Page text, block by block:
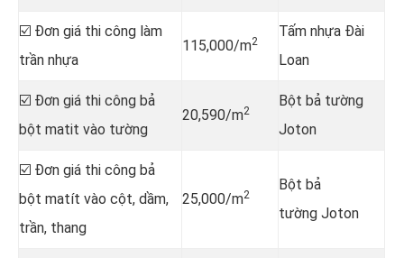
☑️ Đơn giá thi công làm
trần nhựa
115,000/m2
Tấm nhựa Đài
Loan
☑️ Đơn giá thi công bả
bột matit vào tường
20,590/m2
Bột bả tường
Joton
☑️ Đơn giá thi công bả
bột matít vào cột, dầm,
trần, thang
25,000/m2
Bột bả
tường Joton